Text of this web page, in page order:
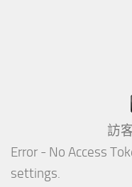
訪
Error - No Access
settings.